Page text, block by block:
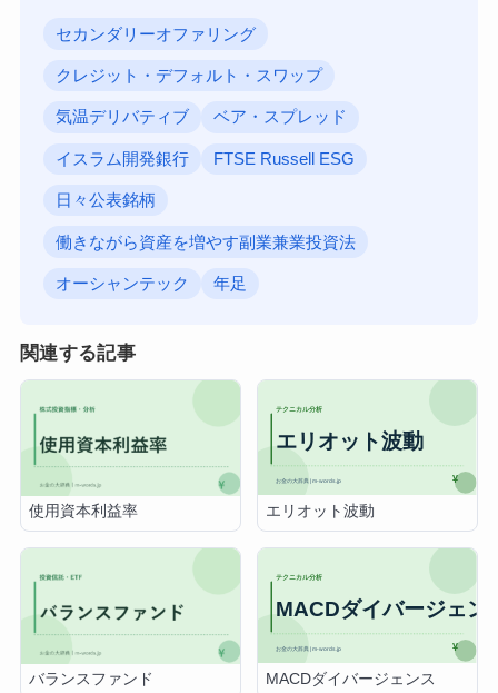
セカンダリーオファリング
クレジット・デフォルト・スワップ
気温デリバティブ ベア・スプレッド
イスラム開発銀行 FTSE Russell ESG
日々公表銘柄
働きながら資産を増やす副業兼業投資法
オーシャンテック 年足
関連する記事
使用資本利益率 エリオット波動
バランスファンド MACDダイバージェンス